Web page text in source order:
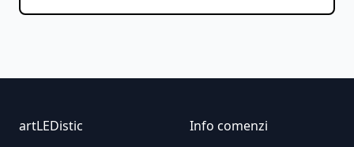
Footer
artLEDistic
Info comenzi